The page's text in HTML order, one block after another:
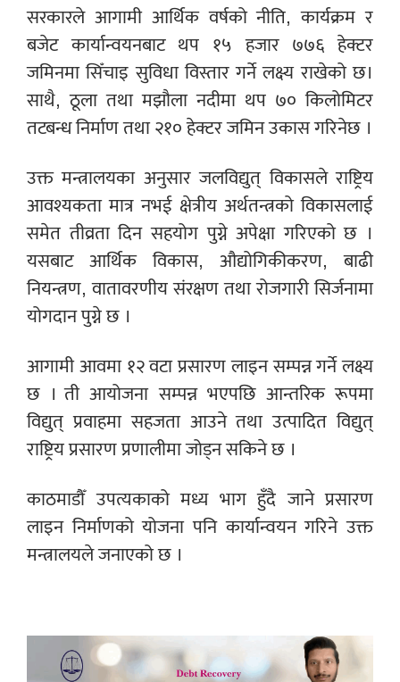
सरकारले आगामी आर्थिक वर्षको नीति, कार्यक्रम र
बजेट कार्यान्वयनबाट थप १५ हजार ७७६ हेक्टर
जमिनमा सिँचाइ सुविधा विस्तार गर्ने लक्ष्य राखेको छ।
साथै, ठूला तथा मझौला नदीमा थप ७० किलोमिटर
तटबन्ध निर्माण तथा २१० हेक्टर जमिन उकास गरिनेछ ।
उक्त मन्त्रालयका अनुसार जलविद्युत् विकासले राष्ट्रिय
आवश्यकता मात्र नभई क्षेत्रीय अर्थतन्त्रको विकासलाई
समेत तीव्रता दिन सहयोग पुग्ने अपेक्षा गरिएको छ ।
यसबाट आर्थिक विकास, औद्योगिकीकरण, बाढी
नियन्त्रण, वातावरणीय संरक्षण तथा रोजगारी सिर्जनामा
योगदान पुग्ने छ ।
आगामी आवमा १२ वटा प्रसारण लाइन सम्पन्न गर्ने लक्ष्य
छ । ती आयोजना सम्पन्न भएपछि आन्तरिक रूपमा
विद्युत् प्रवाहमा सहजता आउने तथा उत्पादित विद्युत्
राष्ट्रिय प्रसारण प्रणालीमा जोड्न सकिने छ ।
काठमाडौँ उपत्यकाको मध्य भाग हुँदै जाने प्रसारण
लाइन निर्माणको योजना पनि कार्यान्वयन गरिने उक्त
मन्त्रालयले जनाएको छ ।